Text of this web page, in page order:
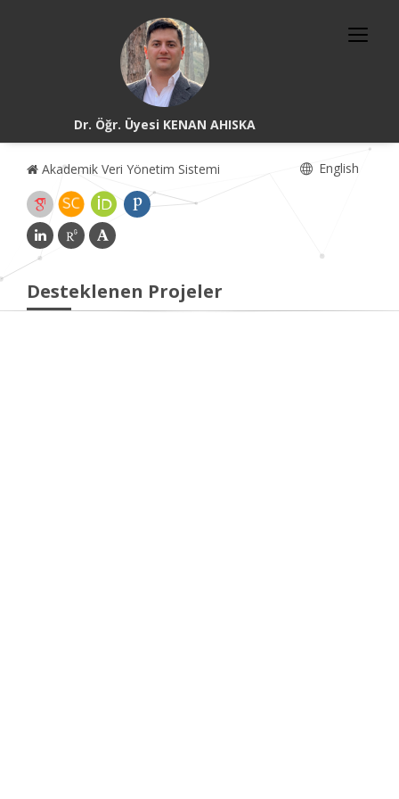
Dr. Öğr. Üyesi KENAN AHISKA
Akademik Veri Yönetim Sistemi English
Desteklenen Projeler